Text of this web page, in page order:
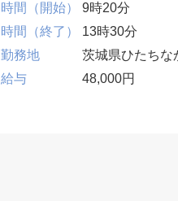
時間（開始）
9時20分
時間（終了）
13時30分
勤務地
茨城県ひたちな
給与
48,000円